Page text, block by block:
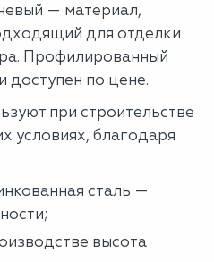
— материал,
для отделки
Профилированный
доступен по цене.
при строительстве
условиях, благодаря
сталь —
высота